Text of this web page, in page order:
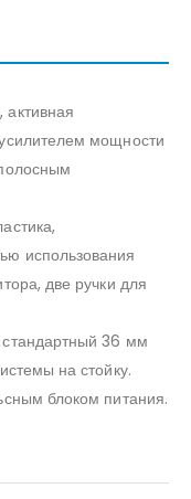
мощности
использования
две ручки для
36 мм
на стойку.
блоком питания.